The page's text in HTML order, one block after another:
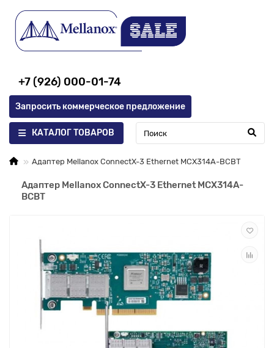
+7 (926) 000-01-74
Запросить коммерческое предложение
КАТАЛОГ ТОВАРОВ
Адаптер Mellanox ConnectX-3 Ethernet MCX314A-BCBT
Адаптер Mellanox ConnectX-3 Ethernet MCX314A-
BCBT